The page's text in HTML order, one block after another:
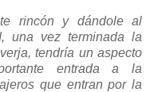
rincón y dándole al
una vez terminada la
tendría un aspecto
entrada a la
que entran por la